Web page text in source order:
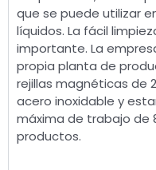
que se puede utilizar
líquidos. La fácil
importante. La
propia planta de
rejillas magnéticas de
acero inoxidable y
máxima de trabajo de
productos.